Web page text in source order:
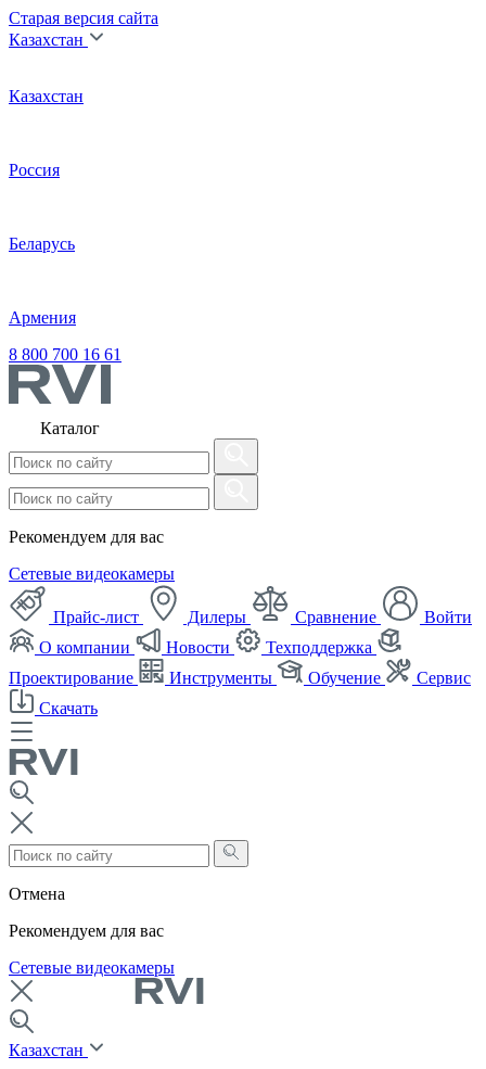
Старая версия сайта
Казахстан
Казахстан
Россия
Беларусь
Армения
8 800 700 16 61
Каталог
Рекомендуем для вас
Сетевые видеокамеры
Прайс-лист Дилеры Сравнение
Войти
О компании
Новости
Техподдержка
Проектирование
Инструменты Обучение
Сервис
Скачать
Отмена
Рекомендуем для вас
Сетевые видеокамеры
Казахстан